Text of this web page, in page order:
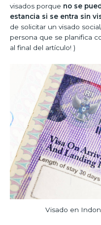
visados porque no se
estancia si se entra sin
de solicitar un visado
persona que se planifica
al final del artículo! )
Visado en